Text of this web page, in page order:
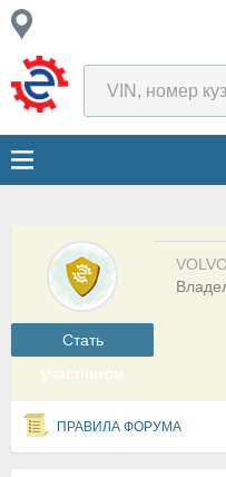
Cтать
участником
ПРАВИЛА ФОРУМА